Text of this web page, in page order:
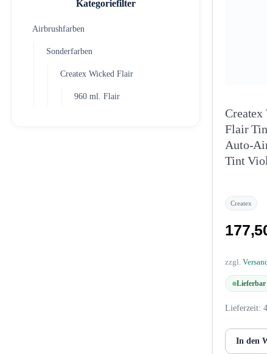
Kategoriefilter
Airbrushfarben
Sonderfarben
Createx Wicked Flair
960 ml. Flair
Createx
Flair
Auto-
Tint
Createx
zzgl.
Lieferbar
Lieferzeit:
In den